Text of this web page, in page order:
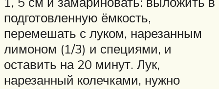
подготовленную ёмкость,
перемешать с луком, нарезанным
лимоном (1/3) и специями, и
оставить на 20 минут. Лук,
нарезанный колечками, нужно